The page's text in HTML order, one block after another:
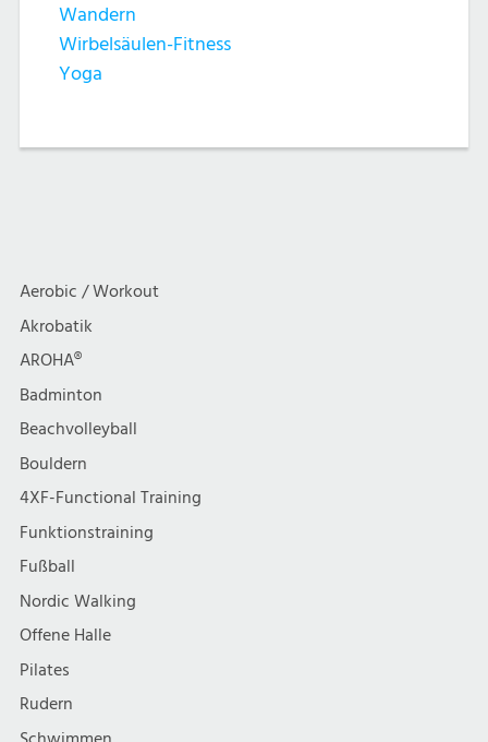
Wandern
Wirbelsäulen-Fitness
Yoga
Aerobic / Workout
Akrobatik
AROHA®
Badminton
Beachvolleyball
Bouldern
4XF-Functional Training
Funktionstraining
Fußball
Nordic Walking
Offene Halle
Pilates
Rudern